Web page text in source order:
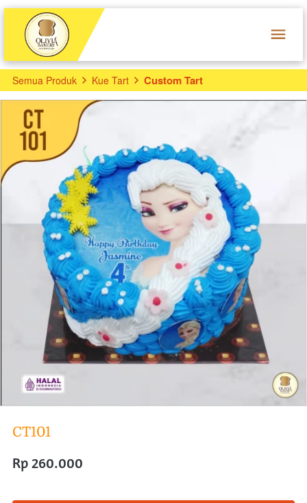
Semua Produk Kue Tart Custom Tart
CT101
Rp 260.000